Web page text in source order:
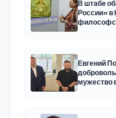
В штабе
России» в
Евгений
мужество